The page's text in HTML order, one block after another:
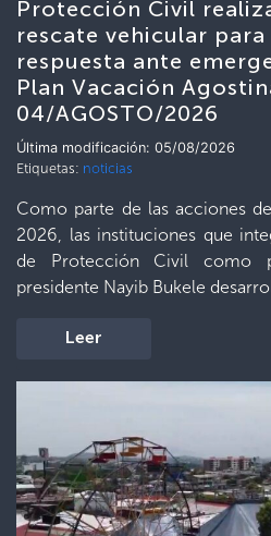
Protección Civil
rescate vehicular
respuesta ante
Plan Vacación
04/AGOSTO/2026
Última modificación: 05/08/2026
Etiquetas: noticias
Como parte de las acciones
2026, las instituciones que
de Protección Civil como
presidente Nayib Bukele
Leer